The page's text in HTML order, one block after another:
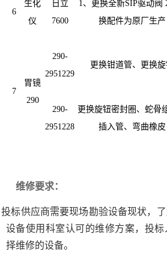
6
生化
仪
日立
7600
1、更换全新SIP驱动阀
换配件为原厂生产
7
胃镜
290
290-
2951229
更换钳道管、更换旋
290-
2951228
更换旋钮密封圈、蛇骨
插入管、弯曲橡皮
维修要求：
投标供应商需要现场勘验设备现状，
设备使用科室认可的维修方案，投
择维修的设备。